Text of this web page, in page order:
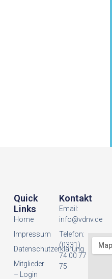
Quick
Links
Home
Impressum
Datenschutzerklarung
Mitglieder
– Login
Kontakt
Email:
info@vdnv.de
Telefon:
(0331)
74 00 77
75